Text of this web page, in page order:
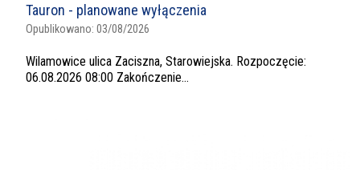
Tauron - planowane wyłączenia
Opublikowano: 03/08/2026
Wilamowice ulica Zaciszna, Starowiejska. Rozpoczęcie:
06.08.2026 08:00 Zakończenie...